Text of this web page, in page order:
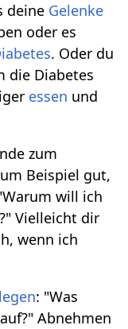
deine Gelenke
oder es
. Oder du
die Diabetes
essen und
zum
Beispiel gut,
will ich
Vielleicht dir
wenn ich
: "Was
Abnehmen